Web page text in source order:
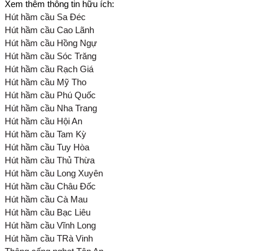
Xem thêm thông tin hữu ích:
Hút hầm cầu Sa Đéc
Hút hầm cầu Cao Lãnh
Hút hầm cầu Hồng Ngự
Hút hầm cầu Sóc Trăng
Hút hầm cầu Rạch Giá
Hút hầm cầu Mỹ Tho
Hút hầm cầu Phú Quốc
Hút hầm cầu Nha Trang
Hút hầm cầu Hội An
Hút hầm cầu Tam Kỳ
Hút hầm cầu Tuy Hòa
Hút hầm cầu Thủ Thừa
Hút hầm cầu Long Xuyên
Hút hầm cầu Châu Đốc
Hút hầm cầu Cà Mau
Hút hầm cầu Bạc Liêu
Hút hầm cầu Vĩnh Long
Hút hầm cầu TRà Vinh